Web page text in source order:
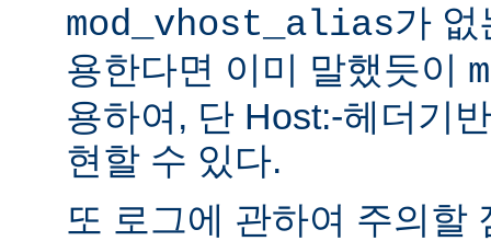
mod_vhost_alias가 없
용한다면 이미 말했듯이
용하여, 단 Host:-헤더기
현할 수 있다.
또 로그에 관하여 주의할